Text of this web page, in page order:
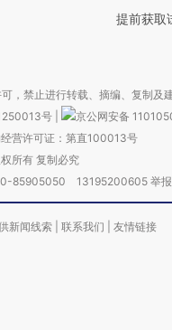
提前获取
，禁止进行转载、摘编、复制及
号
京公网安备
营许可证：第直100013号
所有 复制必究
85905050 13195200605 举
新闻线索 联系我们 友情链接